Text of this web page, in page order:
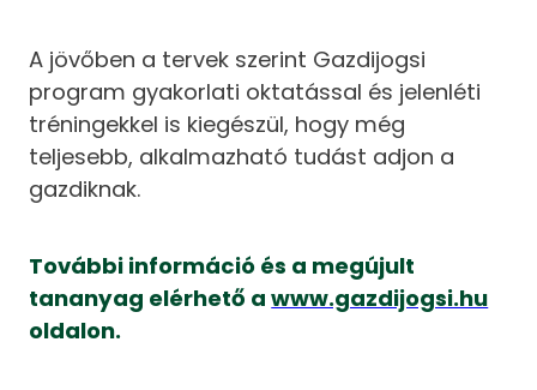
A jövőben a tervek szerint Gazdijogsi
program gyakorlati oktatással és jelenléti
tréningekkel is kiegészül, hogy még
teljesebb, alkalmazható tudást adjon a
gazdiknak.
További információ és a megújult
tananyag elérhető awww.gazdijogsi.hu
oldalon.